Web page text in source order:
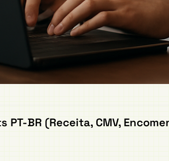
PT-BR (Receita, CMV,